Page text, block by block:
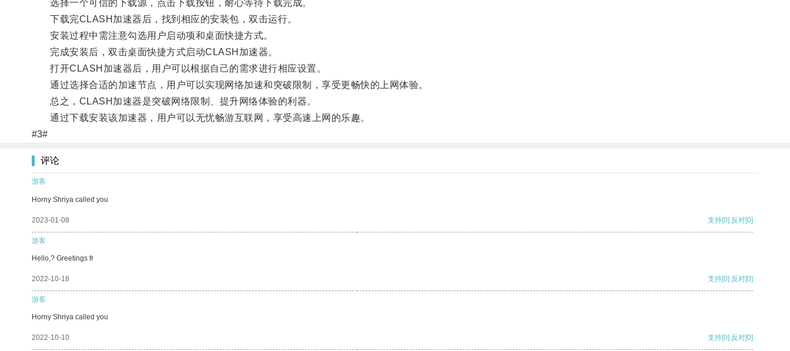
选择一个可信的下载源，点击下载按钮，耐心等待下载完成。
下载完CLASH加速器后，找到相应的安装包，双击运行。
安装过程中需注意勾选用户启动项和桌面快捷方式。
完成安装后，双击桌面快捷方式启动CLASH加速器。
打开CLASH加速器后，用户可以根据自己的需求进行相应设置。
通过选择合适的加速节点，用户可以实现网络加速和突破限制，享受更畅快的上网体验。
总之，CLASH加速器是突破网络限制、提升网络体验的利器。
通过下载安装该加速器，用户可以无忧畅游互联网，享受高速上网的乐趣。
#3#
评论
游客
Horny Shriya called you
2023-01-08 支持[0] 反对[0]
游客
Hello,? Greetings fr
2022-10-18 支持[0] 反对[0]
游客
Horny Shriya called you
2022-10-10 支持[0] 反对[0]